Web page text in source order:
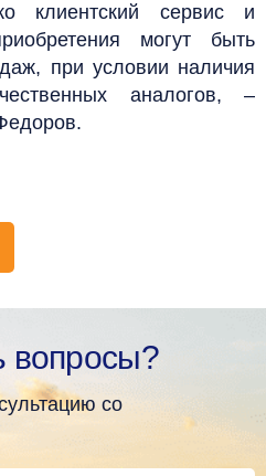
клиентский сервис и
могут быть
при условии наличия
аналогов, –
вопросы?
со